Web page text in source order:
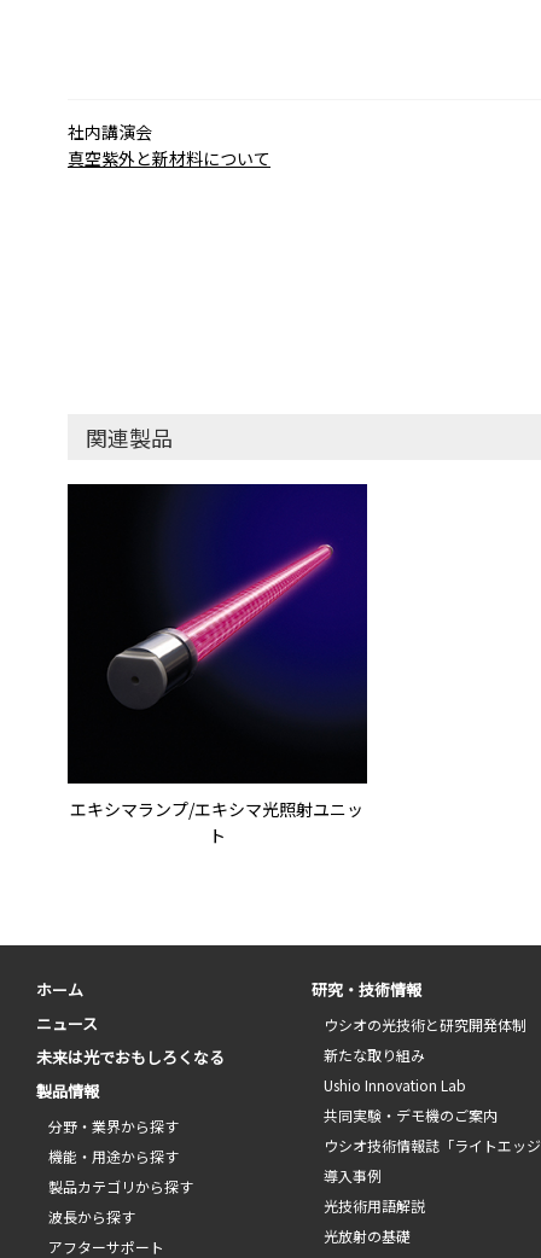
社内講演会
真空紫外と新材料について
関連製品
エキシマランプ/エキシマ光照射ユニッ
ト
ホーム
ニュース
未来は光でおもしろくなる
製品情報
分野・業界から探す
機能・用途から探す
製品カテゴリから探す
波長から探す
アフターサポート
研究・技術情報
ウシオの光技術と研究開発体制
新たな取り組み
Ushio Innovation Lab
共同実験・デモ機のご案内
ウシオ技術情報誌「ライトエッ
導入事例
光技術用語解説
光放射の基礎